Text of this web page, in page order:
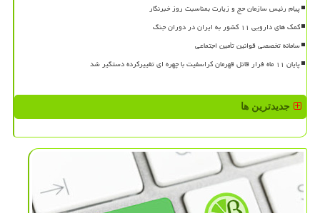
پیام رئیس سازمان حج و زیارت بمناسبت روز خبرنگار
کمک های دارویی ۱۱ کشور به ایران در دوران جنگ
سامانه تخصصی قوانین تأمین اجتماعی
پایان ۱۱ ماه فرار قاتل قهرمان کراسفیت با چهره ای تغییرکرده دستگیر شد
جدیدترین ها